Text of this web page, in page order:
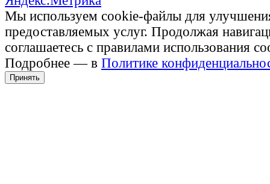
Мы используем cookie-файлы для
предоставляемых услуг. Продолжая
соглашаетесь с правилами использования
Подробнее — в Политике
Принять